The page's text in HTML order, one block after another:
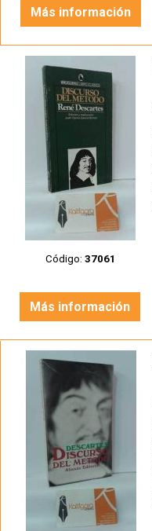
Más información
Código: 37061
Más información